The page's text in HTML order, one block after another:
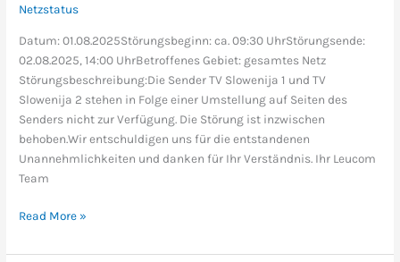
Netzstatus
Datum: 01.08.2025Störungsbeginn: ca. 09:30 UhrStörungsende:
02.08.2025, 14:00 UhrBetroffenes Gebiet: gesamtes Netz
Störungsbeschreibung:Die Sender TV Slowenija 1 und TV
Slowenija 2 stehen in Folge einer Umstellung auf Seiten des
Senders nicht zur Verfügung. Die Störung ist inzwischen
behoben.Wir entschuldigen uns für die entstandenen
Unannehmlichkeiten und danken für Ihr Verständnis. Ihr Leucom
Team
TV
Slovenija
1
+
2
Read More »